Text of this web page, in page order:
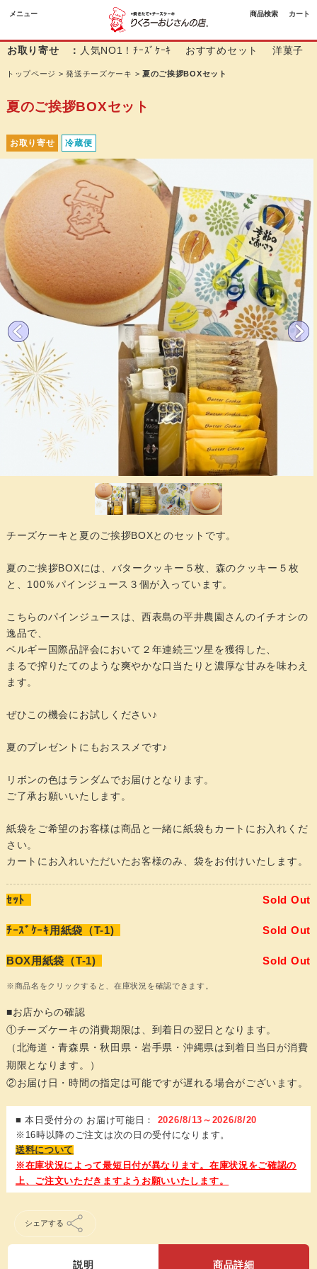
メニュー 商品検索 カート
お取り寄せ ： 人気NO1！ﾁｰｽﾞｹｰｷ おすすめセット 洋菓子
トップページ >発送チーズケーキ > 夏のご挨拶BOXセット
夏のご挨拶BOXセット
お取り寄せ 冷蔵便
チーズケーキと夏のご挨拶BOXとのセットです。
夏のご挨拶BOXには、バタークッキー５枚、森のクッキー５枚
と、100％パインジュース３個が入っています。
こちらのパインジュースは、西表島の平井農園さんのイチオシの
逸品で、
ベルギー国際品評会において２年連続三ツ星を獲得した、
まるで搾りたてのような爽やかな口当たりと濃厚な甘みを味わえ
ます。
ぜひこの機会にお試しください♪
夏のプレゼントにもおススメです♪
リボンの色はランダムでお届けとなります。
ご了承お願いいたします。
紙袋をご希望のお客様は商品と一緒に紙袋もカートにお入れくだ
さい。
カートにお入れいただいたお客様のみ、袋をお付けいたします。
ｾｯﾄ Sold Out
ﾁｰｽﾞｹｰｷ用紙袋（T-1) Sold Out
BOX用紙袋（T-1) Sold Out
※商品名をクリックすると、在庫状況を確認できます。
■お店からの確認
①チーズケーキの消費期限は、到着日の翌日となります。
（北海道・青森県・秋田県・岩手県・沖縄県は到着日当日が消費
期限となります。）
②お届け日・時間の指定は可能ですが遅れる場合がございます。
■ 本日受付分の お届け可能日： 2026/8/13～2026/8/20
※16時以降のご注文は次の日の受付になります。
送料について
シェアする
説明 商品詳細